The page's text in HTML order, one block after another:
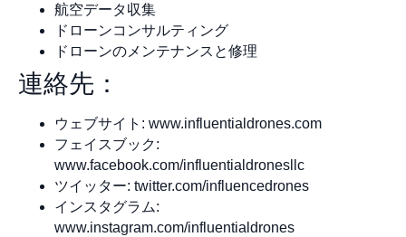
航空データ収集
ドローンコンサルティング
ドローンのメンテナンスと修理
連絡先：
ウェブサイト: www.influentialdrones.com
フェイスブック:
www.facebook.com/influentialdronesllc
ツイッター: twitter.com/influencedrones
インスタグラム:
www.instagram.com/influentialdrones